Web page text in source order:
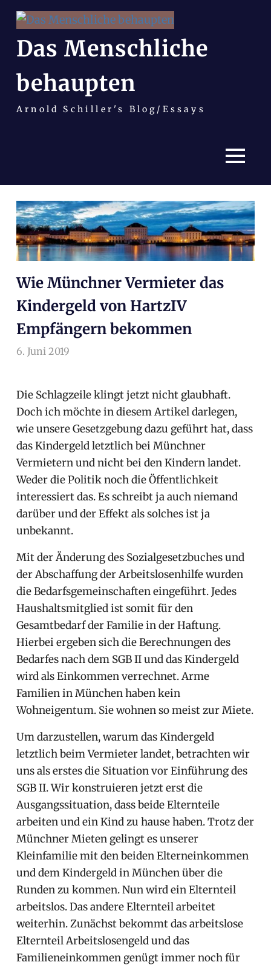
Inhalt
springen
Das Menschliche
behaupten
Arnold Schiller's Blog/Essays
MENÜ
Wie Münchner Vermieter das
Kindergeld von HartzIV
Empfängern bekommen
6. Juni 2019
Die Schlagzeile klingt jetzt nicht glaubhaft.
Doch ich möchte in diesem Artikel darlegen,
wie unsere Gesetzgebung dazu geführt hat, dass
das Kindergeld letztlich bei Münchner
Vermietern und nicht bei den Kindern landet.
Weder die Politik noch die Öffentlichkeit
interessiert das. Es schreibt ja auch niemand
darüber und der Effekt als solches ist ja
unbekannt.
Mit der Änderung des Sozialgesetzbuches und
der Abschaffung der Arbeitslosenhilfe wurden
die Bedarfsgemeinschaften eingeführt. Jedes
Haushaltsmitglied ist somit für den
Gesamtbedarf der Familie in der Haftung.
Hierbei ergeben sich die Berechnungen des
Bedarfes nach dem SGB II und das Kindergeld
wird als Einkommen verrechnet. Arme
Familien in München haben kein
Wohneigentum. Sie wohnen so meist zur Miete.
Um darzustellen, warum das Kindergeld
letztlich beim Vermieter landet, betrachten wir
uns als erstes die Situation vor Einführung des
SGB II. Wir konstruieren jetzt erst die
Ausgangssituation, dass beide Elternteile
arbeiten und ein Kind zu hause haben. Trotz der
Münchner Mieten gelingt es unserer
Kleinfamilie mit den beiden Elterneinkommen
und dem Kindergeld in München über die
Runden zu kommen. Nun wird ein Elternteil
arbeitslos. Das andere Elternteil arbeitet
weiterhin. Zunächst bekommt das arbeitslose
Elternteil Arbeitslosengeld und das
Familieneinkommen genügt immer noch für